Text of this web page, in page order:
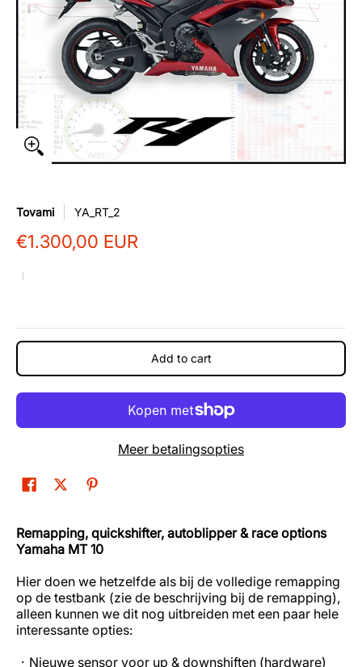
Tovami YA_RT_2
€1.300,00 EUR
Add to cart
Meer betalingsopties
Remapping, quickshifter, autoblipper & race options
Yamaha MT 10
Hier doen we hetzelfde als bij de volledige remapping
op de testbank (zie de beschrijving bij de remapping),
alleen kunnen we dit nog uitbreiden met een paar hele
interessante opties:
Nieuwe sensor voor up & downshiften (hardware)